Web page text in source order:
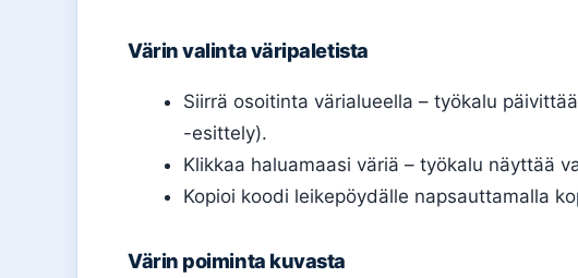
Värin valinta väripaletista
Siirrä osoitinta värialueella – työkalu
-esittely).
Klikkaa haluamaasi väriä – työkalu näyttää
Kopioi koodi leikepöydälle napsauttamalla
Värin poiminta kuvasta